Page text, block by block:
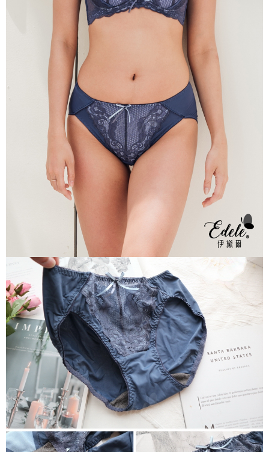
每筆NT$70，滿NT$799(含以上)免運費
每筆NT$70，滿NT$799(含以上)免運費
萊爾富取貨付款
每筆NT$70，滿NT$799(含以上)免運費
付款後萊爾富取貨
每筆NT$70，滿NT$799(含以上)免運費
7-11取貨付款
每筆NT$70，滿NT$798(含以上)免運費
付款後7-11取貨
每筆NT$70，滿NT$799(含以上)免運費
每筆NT$70，滿NT$799(含以上)免運費
離島宅配
每筆NT$100
貨到付款
每筆NT$110，滿NT$1,000(含以上)免運費
國際配送